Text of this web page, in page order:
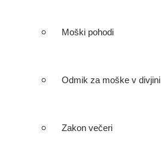
Moški pohodi
Odmik za moške v divjini
Zakon večeri